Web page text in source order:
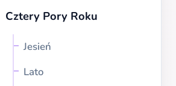
Cztery Pory Roku
Jesień
Lato